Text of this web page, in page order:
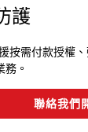
護
按需付款授權
。
聯絡我們